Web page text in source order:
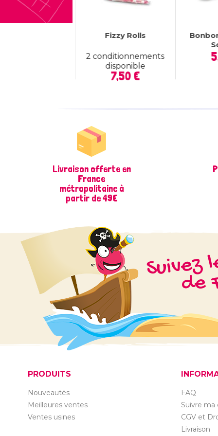
Fizzy Rolls
2 conditionnements
disponible
Prix
7,50 €
Livraison offerte en
France
métropolitaine à
partir de 49€
Suivez
de
PRODUITS
Nouveautés
Meilleures ventes
Ventes usines
FAQ
Suivre
CGV et
Livraison